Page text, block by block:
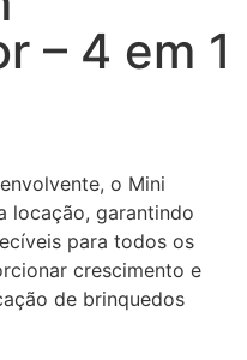
– 4 em 1
o Mini
locação, garantindo
para todos os
crescimento e
de brinquedos